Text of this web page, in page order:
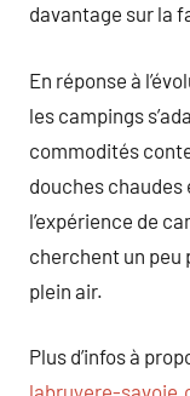
davantage sur la
En réponse à
les campings
commodités
douches chaudes
l’expérience de
cherchent un peu
plein air.
Plus d’infos à
labruyere-